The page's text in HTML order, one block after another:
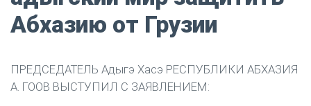
Абхазию от Грузии
ПРЕДСЕДАТЕЛЬ Адыгэ Хасэ РЕСПУБЛИКИ АБХАЗИЯ
А. ГООВ ВЫСТУПИЛ С ЗАЯВЛЕНИЕМ: